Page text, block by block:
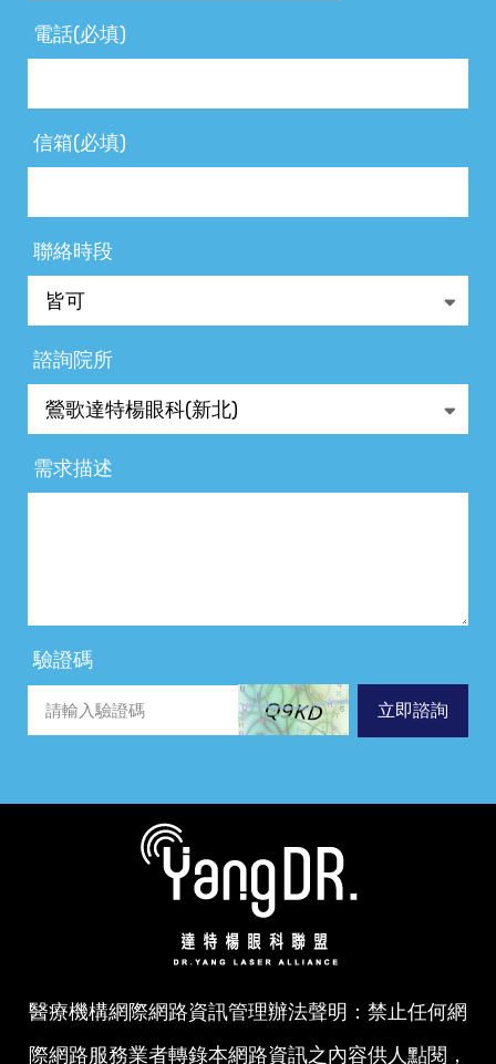
電話(必填)
信箱(必填)
聯絡時段
諮詢院所
需求描述
驗證碼
立即諮詢
醫療機構網際網路資訊管理辦法聲明：禁止任何網
際網路服務業者轉錄本網路資訊之內容供人點閱，